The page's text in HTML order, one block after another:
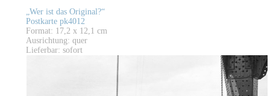
„Wer ist das Original?“
Postkarte pk4012
Format: 17,2 x 12,1 cm
Ausrichtung: quer
Lieferbar: sofort